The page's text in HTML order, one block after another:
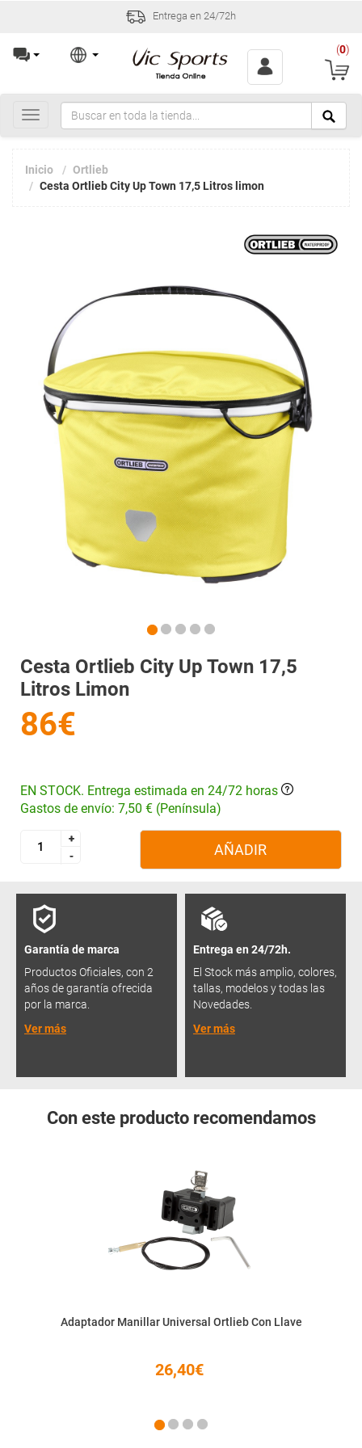
Entrega en 24/72h
(0)
Toggle
navigation
Inicio
Ortlieb
Cesta Ortlieb City Up Town 17,5 Litros limon
Cesta Ortlieb City Up Town 17,5
Litros Limon
86€
EN STOCK. Entrega estimada en 24/72 horas
Gastos de envío: 7,50 € (Península)
+
-
+
-
AÑADIR
Garantía de marca
Productos Oficiales, con 2
años de garantía ofrecida
por la marca.
Ver más
Entrega en 24/72h.
El Stock más amplio, colores,
tallas, modelos y todas las
Novedades.
Ver más
Con este producto recomendamos
Adaptador Manillar Universal Ortlieb Con Llave
26,40€